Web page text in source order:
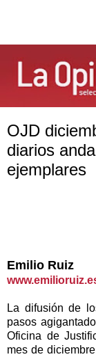
OJD
diarios
ejemplares
Emilio Ruiz
La difusión de
pasos
Oficina de
mes de